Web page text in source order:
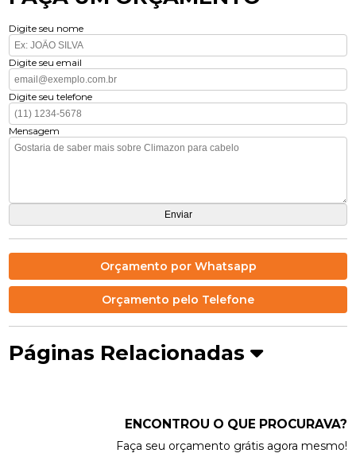
Digite seu nome
Digite seu email
Digite seu telefone
Mensagem
Orçamento por Whatsapp
Orçamento pelo Telefone
Páginas Relacionadas
ENCONTROU O QUE PROCURAVA?
Faça seu orçamento grátis agora mesmo!